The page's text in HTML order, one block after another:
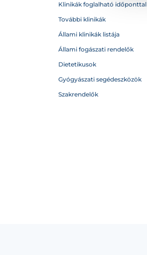
Klinikák foglalható időponttal
További klinikák
Állami klinikák listája
Állami fogászati rendelők
Dietetikusok
Gyógyászati segédeszközök
Szakrendelők